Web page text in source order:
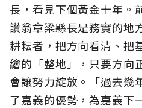
長，看見下個黃金十年。
讚翁章梁縣長是務實的地
耕耘者，把方向看清、把
繪的「整地」，只要方向
會讓努力綻放。「過去幾
了嘉義的優勢，為嘉義下